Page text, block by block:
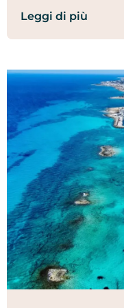
Leggi di più